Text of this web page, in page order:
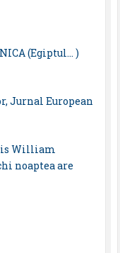
(Egiptul… )
Jurnal European
William
noaptea are